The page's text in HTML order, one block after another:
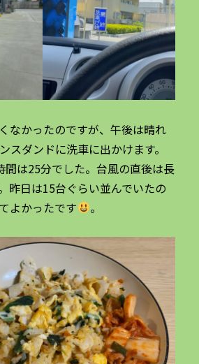
なかったのですが、午後は晴れ
スダンドに洗車に出かけます。
間は25分でした。台風の直後は長
昨日は15台ぐらい並んでいたの
よかったです
。